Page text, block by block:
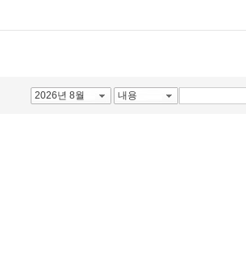
2026년 8월 내용